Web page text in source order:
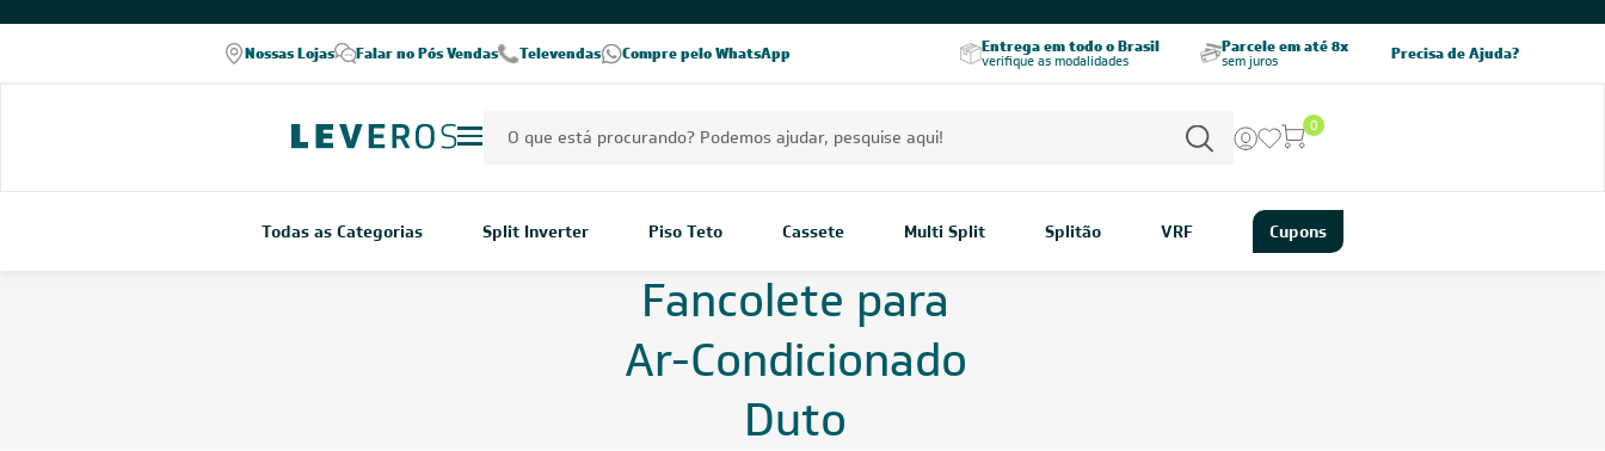
Nossas Lojas Falar no Pós Vendas Televendas Compre pelo WhatsApp Precisa de Ajuda?
Excelência no RA
Excelência no Reclame Aqui Seja parceiro Leveros Entrega em todo o Brasil
verifique as modalidades
Parcele em até 8x
sem juros
5% OFF no PIX
pagamento à vista
0
Todas as Categorias Split Inverter Piso Teto Cassete Multi Split Splitão VRF Cupons
Fancolete para
Ar-Condicionado
Duto